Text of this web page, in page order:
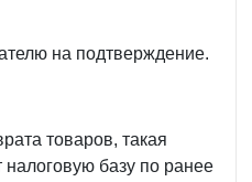
на подтверждение.
товаров, такая
налоговую базу по ранее